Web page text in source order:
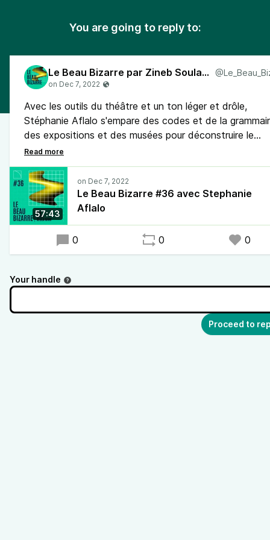
You are going to reply to:
Le Beau Bizarre par Zineb Soulaimani
Avec les outils du théâtre et un ton léger et drôle,
Stéphanie Aflalo s'empare des codes et de la
des expositions et des musées pour déconstruire le
discours des « spécialistes », pour donner à entendre
d'autres manières de lire ou de recevoir les tableaux.
geste qui désacralise le rituel qui accompagne la
rencontre possible, entre un regardeur et une œuvre.
57:43
Le Beau Bizarre #36 avec Stephanie
Aflalo
0 0 0
Your handle
Proceed to